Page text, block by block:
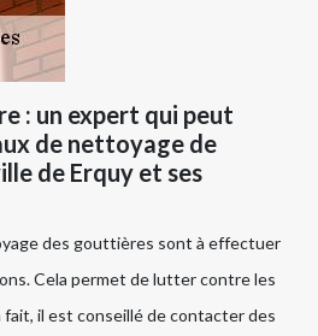
: un expert qui peut
de nettoyage de
de Erquy et ses
des gouttières sont à effectuer
Cela permet de lutter contre les
il est conseillé de contacter des